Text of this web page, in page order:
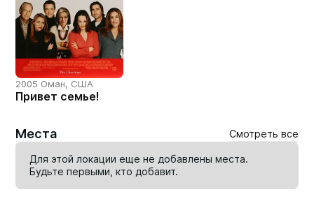
2005 Оман, США
Привет семье!
Места Смотреть все
Для этой локации еще не добавлены места.
Будьте первыми, кто добавит.